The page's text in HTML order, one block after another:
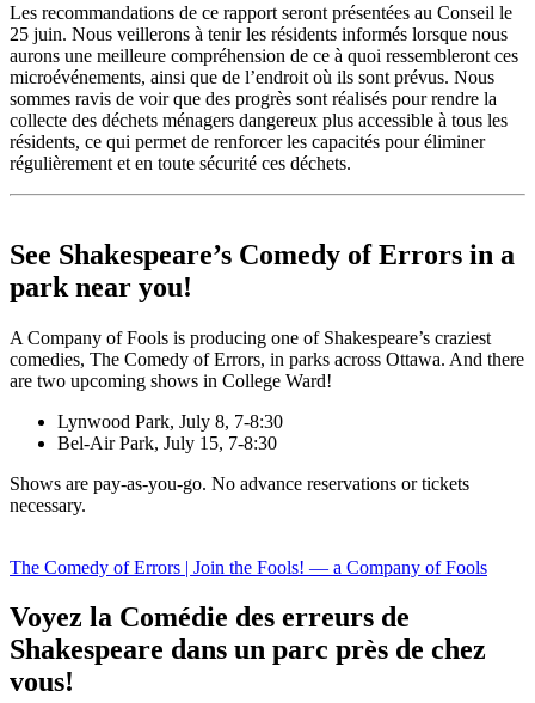
Les recommandations de ce rapport seront présentées au Conseil le
25 juin. Nous veillerons à tenir les résidents informés lorsque nous
aurons une meilleure compréhension de ce à quoi ressembleront ces
microévénements, ainsi que de l’endroit où ils sont prévus. Nous
sommes ravis de voir que des progrès sont réalisés pour rendre la
collecte des déchets ménagers dangereux plus accessible à tous les
résidents, ce qui permet de renforcer les capacités pour éliminer
régulièrement et en toute sécurité ces déchets.
See Shakespeare’s Comedy of Errors in a
park near you!
A Company of Fools is producing one of Shakespeare’s craziest
comedies, The Comedy of Errors, in parks across Ottawa. And there
are two upcoming shows in College Ward!
Lynwood Park, July 8, 7-8:30
Bel-Air Park, July 15, 7-8:30
Shows are pay-as-you-go. No advance reservations or tickets
necessary.
The Comedy of Errors | Join the Fools! — a Company of Fools
Voyez la Comédie des erreurs de
Shakespeare dans un parc près de chez
vous!